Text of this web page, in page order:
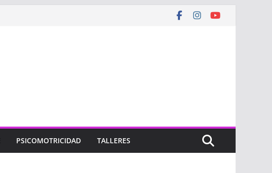
PSICOMOTRICIDAD TALLERES